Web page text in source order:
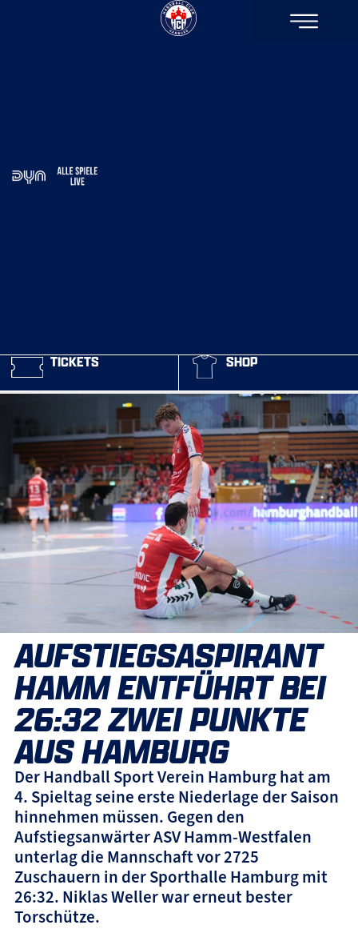
TICKETS SHOP
AUFSTIEGSASPIRANT
HAMM ENTFÜHRT BEI
26:32 ZWEI PUNKTE
AUS HAMBURG
Der Handball Sport Verein Hamburg hat am
4. Spieltag seine erste Niederlage der Saison
hinnehmen müssen. Gegen den
Aufstiegsanwärter ASV Hamm-Westfalen
unterlag die Mannschaft vor 2725
Zuschauern in der Sporthalle Hamburg mit
26:32. Niklas Weller war erneut bester
Torschütze.